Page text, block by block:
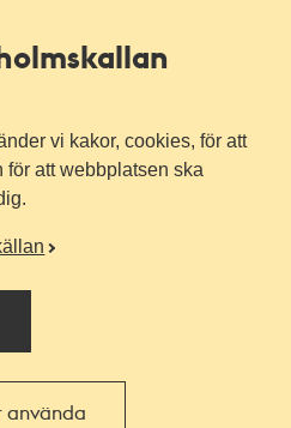
vi kakor, cookies, för att
att webbplatsen ska
använda